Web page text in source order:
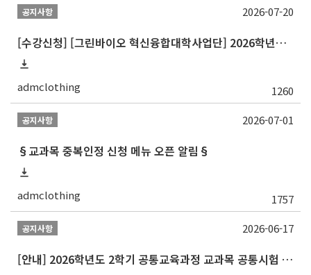
공지사항
[수강신청] [그린바이오 혁신융합대학사업단] 2026학년도 2학기 개설 교과목 홍보
admclothing 1260
2026-07-20
공지사항
§교과목 중복인정 신청 메뉴 오픈 알림§
admclothing 1757
2026-07-01
공지사항
[안내] 2026학년도 2학기 공통교육과정 교과목 공통시험 일정 알림
2026-06-17